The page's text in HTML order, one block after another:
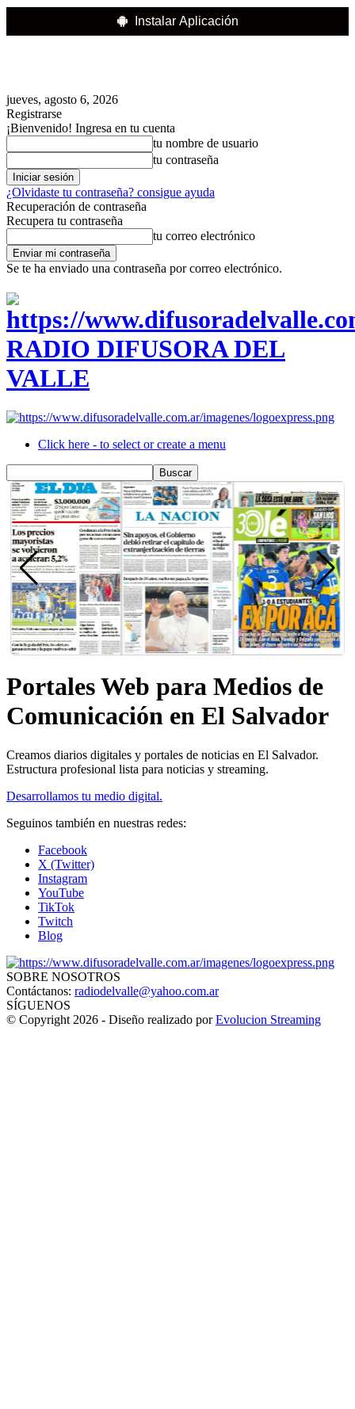
Instalar Aplicación
jueves, agosto 6, 2026
Registrarse
¡Bienvenido! Ingresa en tu cuenta
tu nombre de usuario
tu contraseña
¿Olvidaste tu contraseña? consigue ayuda
Recuperación de contraseña
Recupera tu contraseña
tu correo electrónico
Se te ha enviado una contraseña por correo electrónico.
RADIO DIFUSORA DEL
VALLE
Click here - to select or create a menu
Portales Web para Medios de
Comunicación en El Salvador
Creamos diarios digitales y portales de noticias en El Salvador.
Estructura profesional lista para noticias y streaming.
Desarrollamos tu medio digital.
Seguinos también en nuestras redes:
Facebook
X (Twitter)
Instagram
YouTube
TikTok
Twitch
Blog
SOBRE NOSOTROS
Contáctanos: radiodelvalle@yahoo.com.ar
SÍGUENOS
© Copyright 2026 - Diseño realizado porEvolucion Streaming